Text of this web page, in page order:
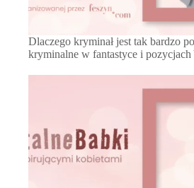
Dlaczego kryminał jest tak bardzo
kryminalne w fantastyce i